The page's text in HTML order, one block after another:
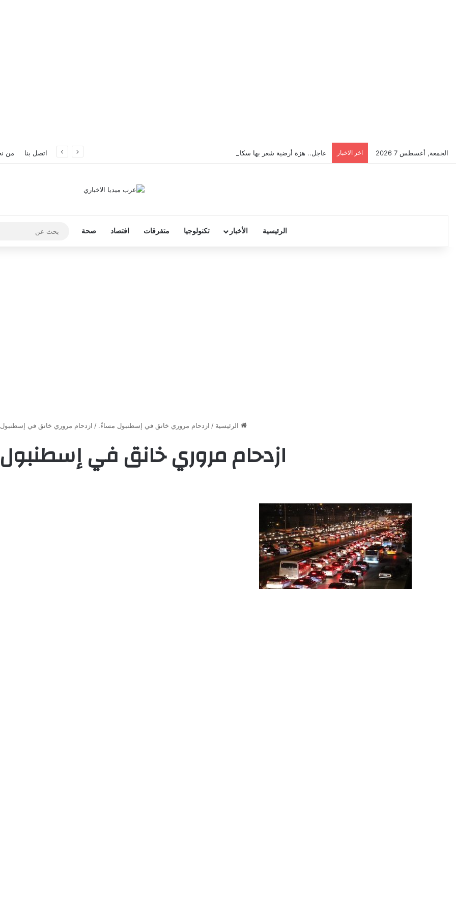
الجمعة, أغسطس 7 2026 اخر الاخبار عاجل.. هزة أرضية شعر بها سكان إسطنبول اتصل بنا من
الرئيسية الأخبار تكنولوجيا متفرقات افتصاد صحة
الرئيسية / ازدحام مروري خانق في إسطنبول مساءً. / ازدحام مروري خانق في
ازدحام مروري خانق في